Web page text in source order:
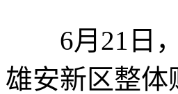
6月21日，
雄安新区整体